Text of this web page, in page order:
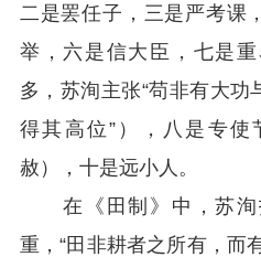
二是罢任子，三是严考课
举，六是信大臣，七是
多，苏洵主张“苟非有大
得其高位”），八是专
赦），十是远小人。
在《田制》中，苏洵
重，“田非耕者之所有，而